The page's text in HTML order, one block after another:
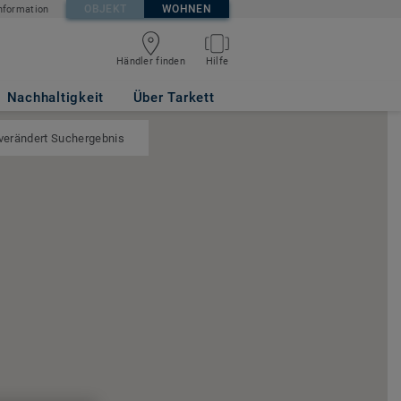
OBJEKT WOHNEN
Händler finden Hilfe
Nachhaltigkeit Über Tarkett
Suchergebnis